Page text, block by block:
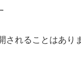
されることはあり